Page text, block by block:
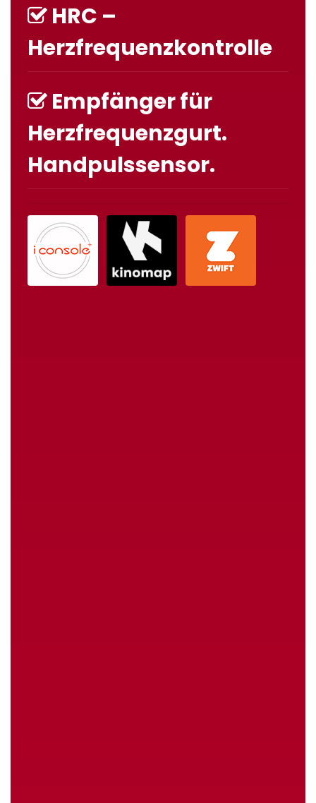
HRC –
Herzfrequenzkontrolle
Empfänger für
Herzfrequenzgurt.
Handpulssensor.